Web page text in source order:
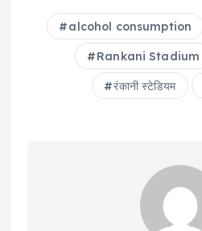
alcohol consumption
Rankani Stadium
रंकानी स्टेडियम